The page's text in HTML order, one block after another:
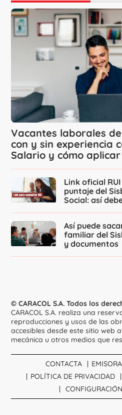
Vacantes laborales de
con y sin experiencia
Salario y cómo aplicar
Link oficial
puntaje del
Social: así
Así puede
familiar del
y documentos
© CARACOL S.A. Todos los
CARACOL S.A. realiza una
reproducciones y usos de las
accesibles desde este sitio web
mecánica u otros medios que
CONTACTA
POLÍTICA DE PRIVACIDAD